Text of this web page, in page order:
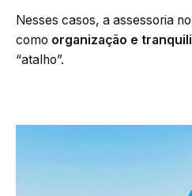
Nesses casos, a assessoria
como organização e
“atalho”.